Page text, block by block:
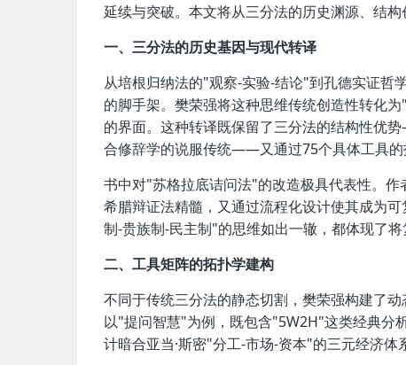
延续与突破。本文将从三分法的历史渊源、结
一、三分法的历史基因与现代转译
从培根归纳法的"观察-实验-结论"到孔德实证哲
的脚手架。樊荣强将这种思维传统创造性转化
的界面。这种转译既保留了三分法的结构性优
合修辞学的说服传统——又通过75个具体工具的
书中对"苏格拉底诘问法"的改造极具代表性。
希腊辩证法精髓，又通过流程化设计使其成为
制-贵族制-民主制"的思维如出一辙，都体现了将
二、工具矩阵的拓扑学建构
不同于传统三分法的静态切割，樊荣强构建了
以"提问智慧"为例，既包含"5W2H"这类经典分
计暗合亚当·斯密"分工-市场-资本"的三元经济体